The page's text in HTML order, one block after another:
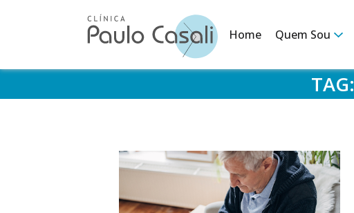
Home Quem Sou
TAG: